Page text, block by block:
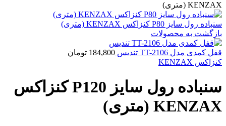
KENZAX (متری)
سنباده رول سایز P80 کنزاکس KENZAX (متری)
بازگشت به محصولات
قفل کمدی مدل TT-2106 تندیس 184,800 تومان
کنزاکس KENZAX
سنباده رول سایز P120 کنزاکس
KENZAX (متری)